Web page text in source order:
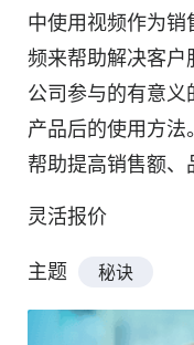
中使用视频作为
频来帮助解决客户
公司参与的有意
产品后的使用方
帮助提高销售额、
灵活报价
主题 秘诀